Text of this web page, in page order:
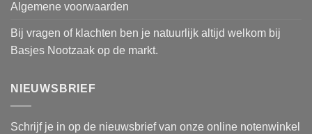
Algemene voorwaarden
Bij vragen of klachten ben je natuurlijk altijd welkom bij
Basjes Nootzaak op de markt.
NIEUWSBRIEF
Schrijf je in op de nieuwsbrief van onze online notenwinkel